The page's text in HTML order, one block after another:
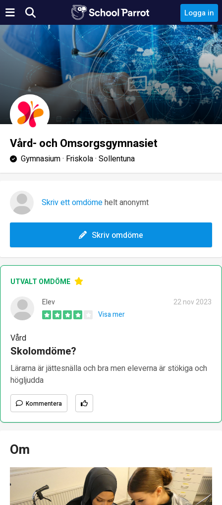
Logga in
Vård- och Omsorgsgymnasiet
Gymnasium · Friskola · Sollentuna
Skriv ett omdömehelt anonymt
Skriv omdöme
UTVALT OMDÖME
Elev
22 nov 2023
Visa mer
Vård
Skolomdöme?
Lärarna är jättesnälla och bra men eleverna är stökiga och
högljudda
Kommentera
Om